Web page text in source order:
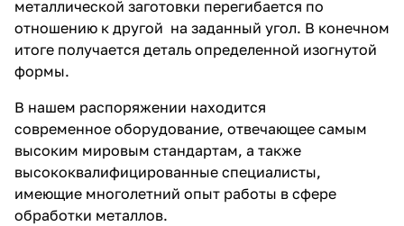
металлической заготовки перегибается по
отношению к другой на заданный угол. В конечном
итоге получается деталь определенной изогнутой
формы.
В нашем распоряжении находится
современное оборудование, отвечающее самым
высоким мировым стандартам, а также
высококвалифицированные специалисты,
имеющие многолетний опыт работы в сфере
обработки металлов.